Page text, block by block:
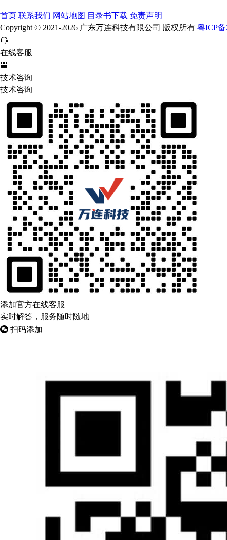
首页 联系我们 网站地图 目录书下载 免责声明
Copyright © 2021-2026 广东万连科技有限公司 版权所有 粤ICP备
在线客服
技术咨询
技术咨询
添加官方在线客服
实时解答，服务随时随地
扫码添加